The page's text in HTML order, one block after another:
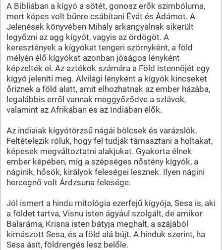
A Bibliában a kígyó a sötét, gonosz erők szimbóluma,
mert képes volt bűnre csábítani Évát és Ádámot. A
Jelenések könyvében Mihály arkangyalnak sikerült
legyőzni az agg kígyót, vagyis az ördögöt. A
keresztények a kígyókat tengeri szörnyként, a föld
mélyén élő kígyókat azonban jóságos lényként
képzelték el. Az aztékok számára a Föld istennőjét egy
kígyó jeleníti meg. Alvilági lényként a kígyók kincseket
őriznek a föld alatt, amit elhozhatnak az ember házába,
legalábbis erről vannak meggyőződve a szlávok,
valamint az Afrikában és az Indiában élők.
Az indiaiak kígyótörzsű nágái bölcsek és varázslók.
Feltételezik róluk, hogy fel tudják támasztani a holtakat,
képesek megváltoztatni alakjukat. Gyakorta élnek
ember képében, míg a szépséges nőstény kígyók, a
náginik, hősök, királyok feleségei lesznek. Ilyen nágini
hercegnő volt Árdzsuna felesége.
Jól ismert a hindu mitológia ezerfejű kígyója, Sesa is, aki
a földet tartva, Visnu isten ágyául szolgált, de amikor
Balaráma, Krisna isten bátyja meghalt, a szájából
kimászott Sesa, és a föld alá bújt. A hinduk szerint, ha
Sesa ásít, földrengés lesz belőle.